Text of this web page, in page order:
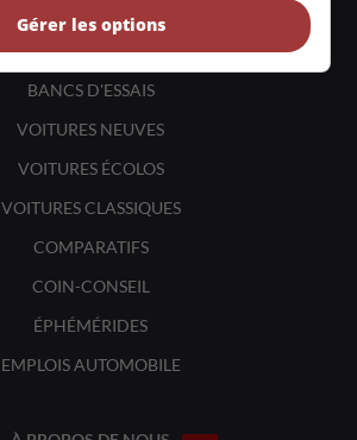
LIENS UTILES
ACTUALITÉS
BANCS D'ESSAIS
VOITURES NEUVES
VOITURES ÉCOLOS
VOITURES CLASSIQUES
COMPARATIFS
COIN-CONSEIL
ÉPHÉMÉRIDES
EMPLOIS AUTOMOBILE
Gérer les options